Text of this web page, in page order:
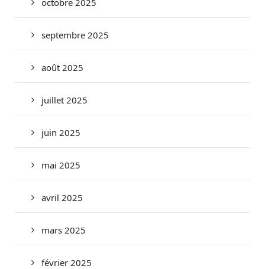
septembre 2025
août 2025
juillet 2025
juin 2025
mai 2025
avril 2025
mars 2025
février 2025